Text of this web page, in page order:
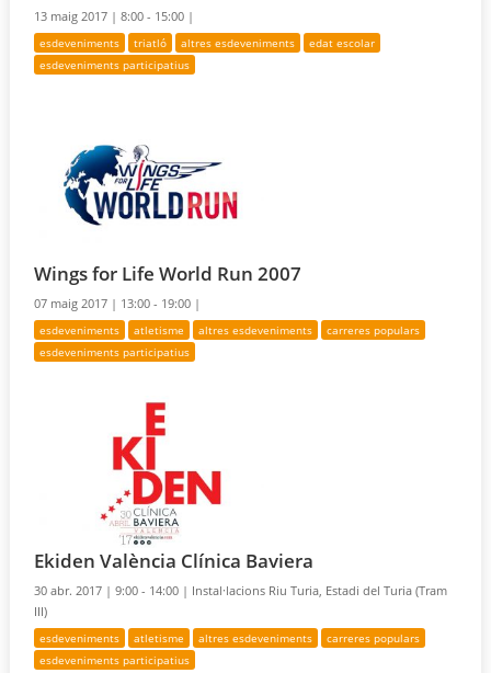
13 maig 2017 |8:00 - 15:00 |
esdeveniments triatló altres esdeveniments
edat escolar
esdeveniments participatius
Wings for Life World Run 2007
07 maig 2017 | 13:00 - 19:00 |
esdeveniments atletisme altres esdeveniments
carreres populars
esdeveniments participatius
Ekiden València Clínica Baviera
30 abr. 2017 |9:00 - 14:00 | Instal·lacions Riu Turia, Estadi del Turia (Tram
III)
esdeveniments atletisme altres esdeveniments
carreres populars
esdeveniments participatius